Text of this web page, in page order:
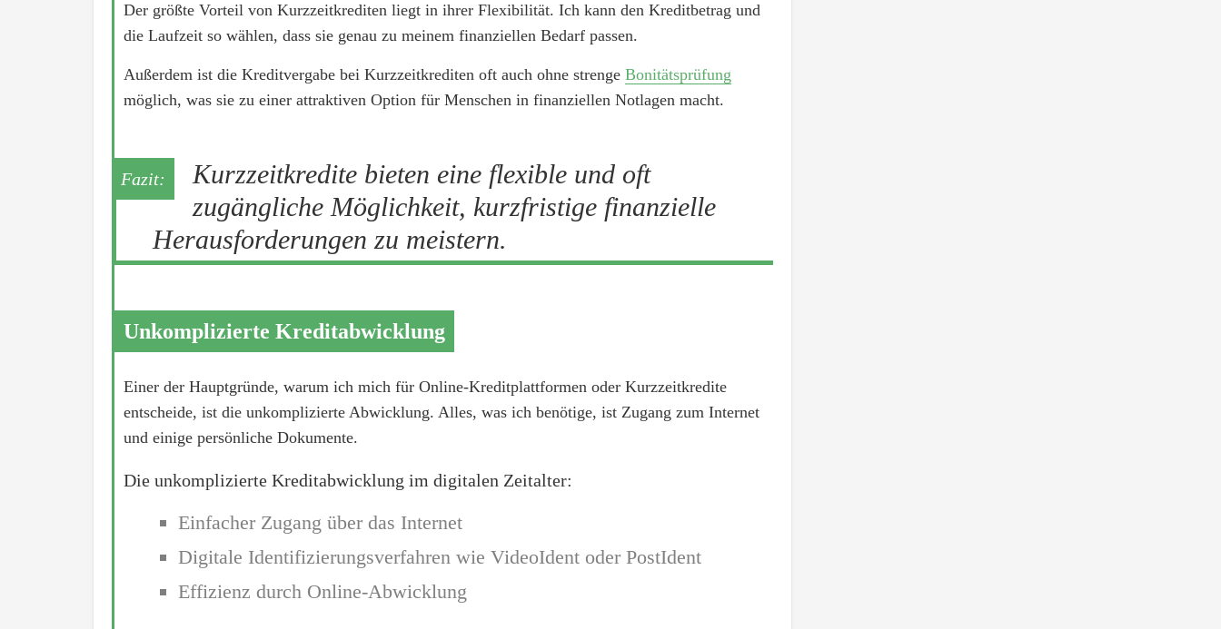
Der größte Vorteil von Kurzzeitkrediten liegt in ihrer Flexibilität. Ich kann den Kreditbetrag und
die Laufzeit so wählen, dass sie genau zu meinem finanziellen Bedarf passen.
Außerdem ist die Kreditvergabe bei Kurzzeitkrediten oft auch ohne strenge Bonitätsprüfung
möglich, was sie zu einer attraktiven Option für Menschen in finanziellen Notlagen macht.
Kurzzeitkredite bieten eine flexible und oft
zugängliche Möglichkeit, kurzfristige finanzielle
Herausforderungen zu meistern.
Unkomplizierte Kreditabwicklung
Einer der Hauptgründe, warum ich mich für Online-Kreditplattformen oder Kurzzeitkredite
entscheide, ist die unkomplizierte Abwicklung. Alles, was ich benötige, ist Zugang zum Internet
und einige persönliche Dokumente.
Die unkomplizierte Kreditabwicklung im digitalen Zeitalter:
Einfacher Zugang über das Internet
Digitale Identifizierungsverfahren wie VideoIdent oder PostIdent
Effizienz durch Online-Abwicklung